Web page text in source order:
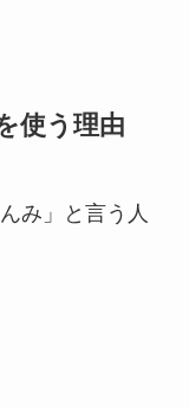
使う理由
み」と言う人